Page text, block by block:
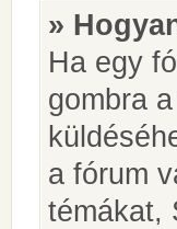
»
Ha egy
gombra
a fórum
témákat,